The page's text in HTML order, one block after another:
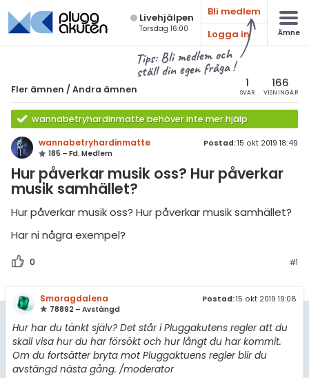
Live­hjälpen
Torsdag 16:00
Bli medlem
Logga in
Ämne
Tips: Bli medlem och
ställ din egen fråga !
Fler ämnen /Andra ämnen 1
SVAR
166
VISNINGAR
wannabetryhardinmatte behöver inte mer hjälp
wannabetryhardinmatte
185 – Fd. Medlem
Postad:15 okt 2019 18:49
Hur påverkar musik oss? Hur påverkar
musik samhället?
Hur påverkar musik oss? Hur påverkar musik samhället?
Har ni några exempel?
0 #1
Smaragdalena
78892 – Avstängd
Postad:15 okt 2019 19:08
Hur har du tänkt själv? Det står i Pluggakutens regler att du
skall visa hur du har försökt och hur långt du har kommit.
Om du fortsätter bryta mot Pluggaktuens regler blir du
avstängd nästa gång. /moderator
& Bygg
ämnen
Alla ämnen
Fler ämnen
Alla trådar
Hem- och
konsumentkunskap
Idrott och hälsa
3 inloggade